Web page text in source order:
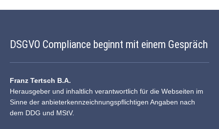
DSGVO Compliance beginnt mit einem Gespräch
Franz Tertsch B.A.
Herausgeber und inhaltlich verantwortlich für die Webseiten im
Sinne der anbieterkennzeichnungspflichtigen Angaben nach
dem DDG und MStV.